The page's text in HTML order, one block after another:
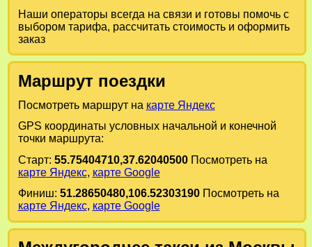
Наши операторы всегда на связи и готовы помочь с
выбором тарифа, рассчитать стоимость и оформить
заказ
Маршрут поездки
Посмотреть маршрут на карте Яндекс
GPS координаты условных начальной и конечной
точки маршрута:
Старт: 55.75404710,37.62040500Посмотреть на
карте Яндекс, карте Google
Финиш: 51.28650480,106.52303190Посмотреть на
карте Яндекс, карте Google